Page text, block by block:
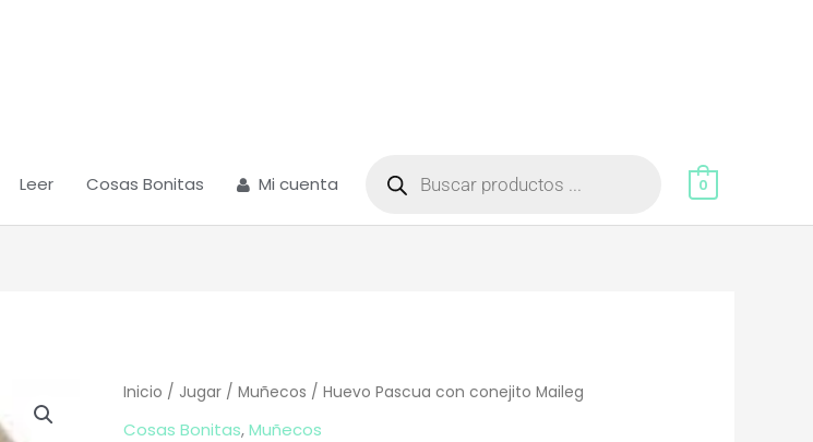
Leer Cosas Bonitas Mi cuenta productos 0
Inicio / Jugar / Muñecos / Huevo Pascua con conejito Maileg
Cosas Bonitas,Muñecos